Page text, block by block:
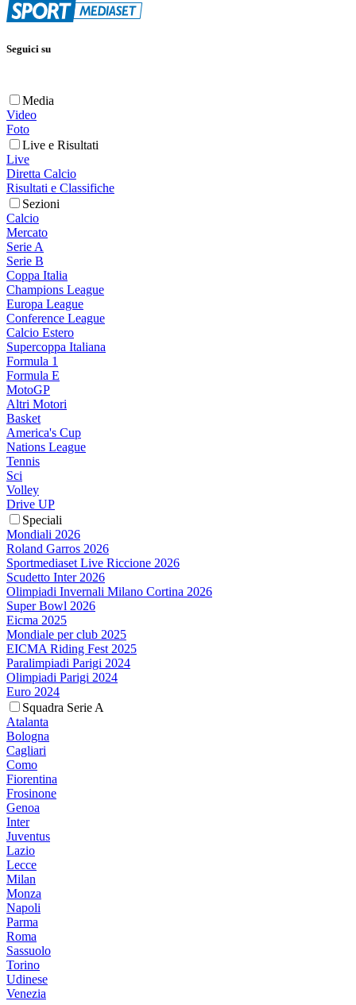
Seguici su
Media
Video
Foto
Live e Risultati
Live
Diretta Calcio
Risultati e Classifiche
Sezioni
Calcio
Mercato
Serie A
Serie B
Coppa Italia
Champions League
Europa League
Conference League
Calcio Estero
Supercoppa Italiana
Formula 1
Formula E
MotoGP
Altri Motori
Basket
America's Cup
Nations League
Tennis
Sci
Volley
Drive UP
Speciali
Mondiali 2026
Roland Garros 2026
Sportmediaset Live Riccione 2026
Scudetto Inter 2026
Olimpiadi Invernali Milano Cortina 2026
Super Bowl 2026
Eicma 2025
Mondiale per club 2025
EICMA Riding Fest 2025
Paralimpiadi Parigi 2024
Olimpiadi Parigi 2024
Euro 2024
Squadra Serie A
Atalanta
Bologna
Cagliari
Como
Fiorentina
Frosinone
Genoa
Inter
Juventus
Lazio
Lecce
Milan
Monza
Napoli
Parma
Roma
Sassuolo
Torino
Udinese
Venezia